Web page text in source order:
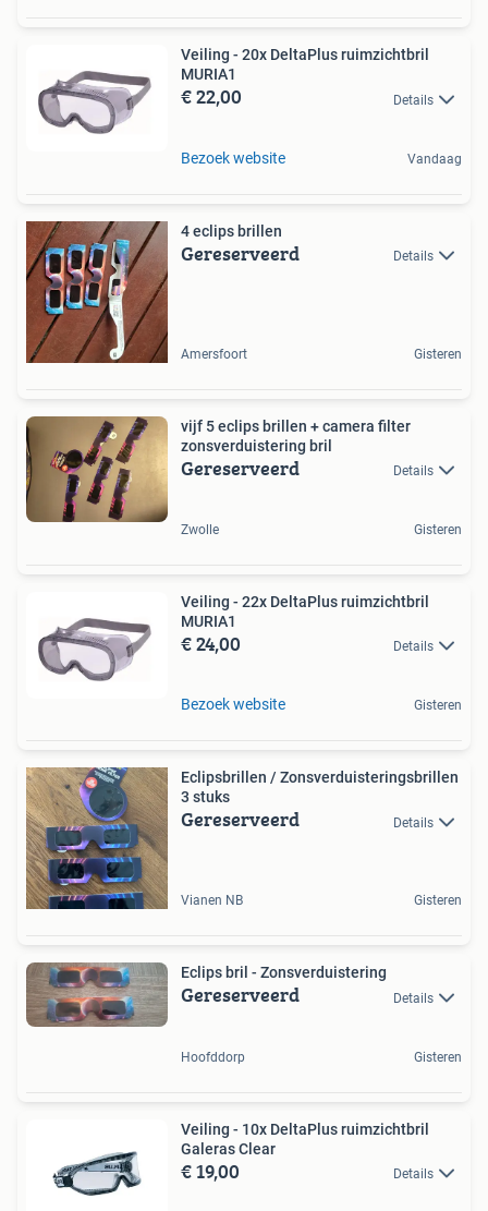
Veiling - 20x DeltaPlus ruimzichtbril
MURIA1
€ 22,00 Details
Bezoek website Vandaag
4 eclips brillen
Gereserveerd Details
Amersfoort Gisteren
vijf 5 eclips brillen + camera filter
zonsverduistering bril
Gereserveerd Details
Zwolle Gisteren
Veiling - 22x DeltaPlus ruimzichtbril
MURIA1
€ 24,00 Details
Bezoek website Gisteren
Eclipsbrillen / Zonsverduisteringsbrillen
3 stuks
Gereserveerd Details
Vianen NB Gisteren
Eclips bril - Zonsverduistering
Gereserveerd Details
Hoofddorp Gisteren
Veiling - 10x DeltaPlus ruimzichtbril
Galeras Clear
€ 19,00 Details